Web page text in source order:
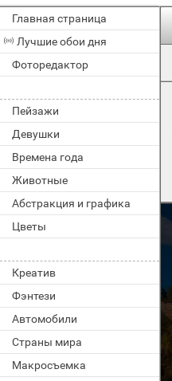
Главная страница
Лучшие обои дня
Фоторедактор
Пейзажи
Девушки
Времена года
Животные
Абстракция и графика
Цветы
Креатив
Фэнтези
Автомобили
Страны мира
Макросъемка